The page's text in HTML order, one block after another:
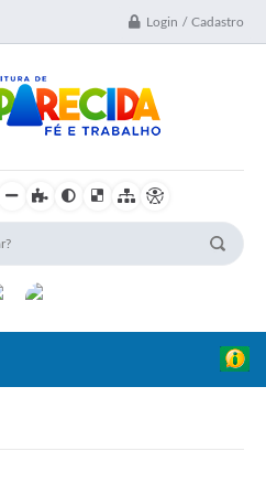
Login / Cadastro